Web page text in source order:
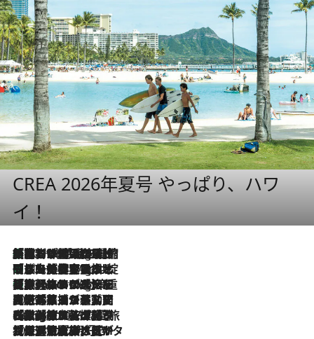
CREA 2026年夏号 やっぱり、ハワ
イ！
10 Hours Ago
「荷物が増えるほど旅ストレスは増す」美容ジャーナリストがたどり着いた最終結論。“化粧品を劇的に減らす”感動の凝縮美容とは
10 Hours Ago
「旅先には金髪ウィッグを持参」日本と同じメイクでは損してる!? 美容ジャーナリストが提案する“掟破りの旅美容”とは
10 Hours Ago
【厳選旅コスメ】「身軽さ＆UV対策重視！」ヘアアーティストshucoが選んだ夏旅ベストコスメを発表【Mサイズジップ】
2026.8.5
【厳選旅コスメ】国内をあちこち移動する河井菜摘が選んだ夏旅ベストコスメ発表！「リラックスアイテムはマスト」【Mサイズジップ】
2026.8.4
【厳選旅コスメ】「紫外線＆乾燥対策しながらメイク感も！」ヘア＆メイクGeorgeが選んだ夏旅ベストコスメを発表！【Mサイズジップ】
2026.8.3
【厳選旅コスメ】「保湿もタイパ重視！」“サウナ好き”タレント清水みさとが愛用する夏旅ベストコスメを発表！【Mサイズジップ】